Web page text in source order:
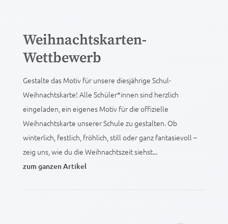
Weihnachtskarten-
Wettbewerb
Gestalte das Motiv für unsere diesjährige Schul-
Weihnachtskarte! Alle Schüler*innen sind herzlich
eingeladen, ein eigenes Motiv für die offizielle
Weihnachtskarte unserer Schule zu gestalten. Ob
winterlich, festlich, fröhlich, still oder ganz fantasievoll –
zeig uns, wie du die Weihnachtszeit siehst...
zum ganzen Artikel